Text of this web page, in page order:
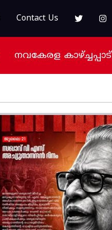
Contact Us
നവകേരള കാഴ്ച്ചപ്പാട്